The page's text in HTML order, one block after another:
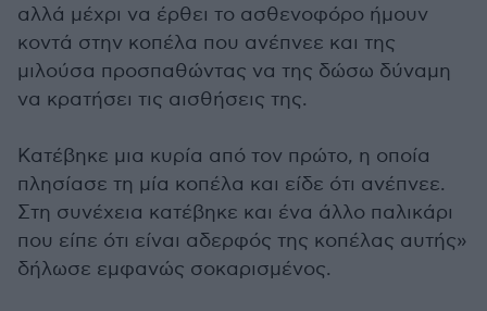
αλλά μέχρι να έρθει το ασθενοφόρο ήμουν
κοντά στην κοπέλα που ανέπνεε και της
μιλούσα προσπαθώντας να της δώσω δύναμη
να κρατήσει τις αισθήσεις της.
Κατέβηκε μια κυρία από τον πρώτο, η οποία
πλησίασε τη μία κοπέλα και είδε ότι ανέπνεε.
Στη συνέχεια κατέβηκε και ένα άλλο παλικάρι
που είπε ότι είναι αδερφός της κοπέλας αυτής»
δήλωσε εμφανώς σοκαρισμένος.